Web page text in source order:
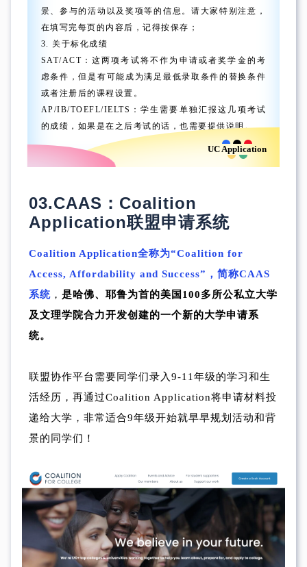
景、参与的活动以及奖项等的信息。请大家特别注意，
在填写完每页的内容后，记得按保存；
3. 关于标化成绩
SAT/ACT：这两项考试将不作为申请或者奖学金的考
虑条件，但是有可能成为满足最低录取条件的替换条件
或者注册后的课程设置。
AP/IB/TOEFL/IELTS：学生需要单独汇报这几项考试
的成绩，如果是在之后考试的话，也需要提供说明。
UC Application
03.CAAS：Coalition
Application联盟申请系统
Coalition Application全称为“Coalition for
Access, Affordability and Success”，简称CAAS
系统， 是哈佛、耶鲁为首的美国100多所公私立大学
及文理学院合力开发创建的一个新的大学申请系
统。
联盟协作平台需要同学们录入9-11年级的学习和生
活经历，再通过Coalition Application将申请材料投
递给大学，非常适合9年级开始就早早规划活动和背
景的同学们！